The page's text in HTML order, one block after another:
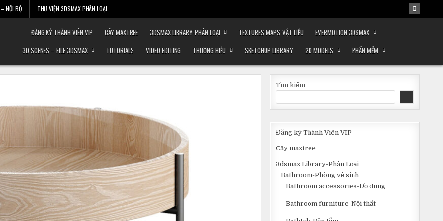
NỘI BỘ THƯ VIỆN 3DSMAX PHÂN LOẠI
ĐĂNG KÝ THÀNH VIÊN VIP CÂY MAXTREE 3DSMAX LIBRARY-PHÂN LOẠI TEXTURES-MAPS-VẬT LIỆU
EVERMOTION 3DSMAX
3D SCENES – FILE 3DSMAX
TUTORIALS VIDEO EDITING THƯƠNG HIỆU SKETCHUP LIBRARY 2D MODELS PHẦN MỀM
Tìm kiếm
Đăng ký Thành Viên VIP
Cây maxtree
3dsmax Library-Phân Loại
Bathroom-Phòng vệ sinh
Bathroom accessories-Đồ dùng
Bathroom furniture-Nội thất